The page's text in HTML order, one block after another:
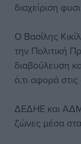
διαχείριση
Ο Βασίλης
την Πολιτική
διαβούλευση
ό,τι αφορά
ΔΕΔΗΕ και
ζώνες μέσα